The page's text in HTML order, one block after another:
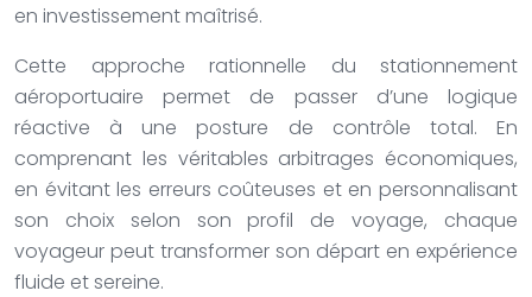
en investissement maîtrisé.
Cette approche rationnelle du stationnement
aéroportuaire permet de passer d’une logique
réactive à une posture de contrôle total. En
comprenant les véritables arbitrages économiques,
en évitant les erreurs coûteuses et en personnalisant
son choix selon son profil de voyage, chaque
voyageur peut transformer son départ en expérience
fluide et sereine.